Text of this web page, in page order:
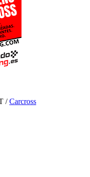
/